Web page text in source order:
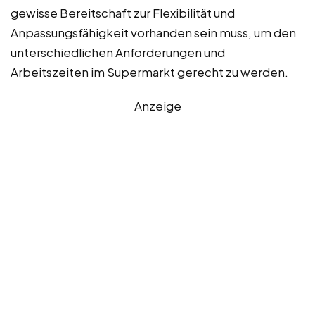
gewisse Bereitschaft zur Flexibilität und
Anpassungsfähigkeit vorhanden sein muss, um den
unterschiedlichen Anforderungen und
Arbeitszeiten im Supermarkt gerecht zu werden.
Anzeige